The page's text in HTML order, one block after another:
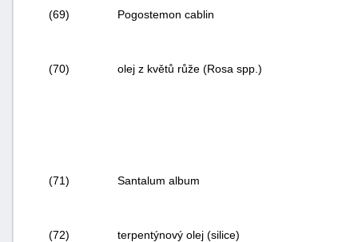
(69) Pogostemon cablin
(70) olej z květů růže (Rosa spp.)
(71) Santalum album
(72) terpentýnový olej (silice)